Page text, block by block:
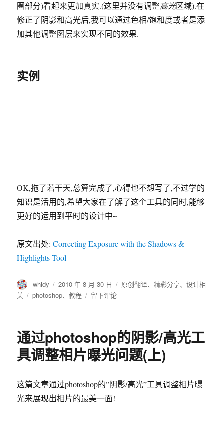
圈部分)看起来更加真实.(这里并没有调整高光区域).在
修正了阴影和高光后,我可以通过色相/饱和度或者是添
加其他调整图层来实现不同的效果.
实例
OK,拖了若干天,总算完成了,心得也不想写了,不过学的
知识是活用的,希望大家在了解了这个工具的同时,能够
更好的运用到平时的设计中~
原文出处:Correcting Exposure with the Shadows &
Highlights Tool
作
者
whidy
发
布
2010 年 8 月 30 日
分
原创翻译、精彩分享、设计相
关
标
photoshop、教程
于
的
阴
影/
工
具
留下评论
通过photoshop的阴影/高光工
具调整相片曝光问题(上)
这篇文章通过photoshop的”阴影/高光”工具调整相片曝
光来展现出相片的最美一面!